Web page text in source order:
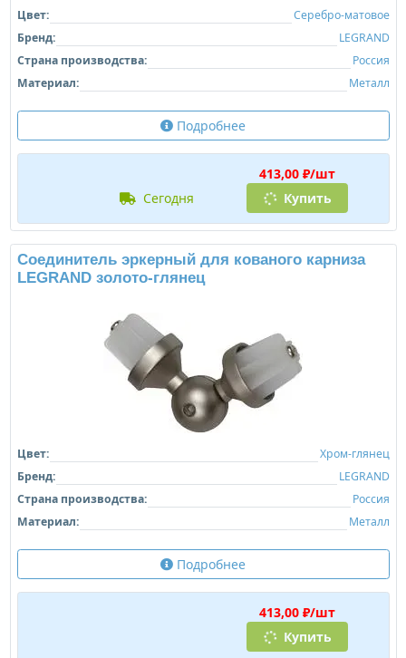
Цвет:
Серебро-матовое
Бренд:
LEGRAND
Страна производства:
Россия
Материал:
Металл
Подробнее
413,00 ₽/шт
сегодня
Купить
Соединитель эркерный для кованого карниза
LEGRAND золото-глянец
Цвет:
Хром-глянец
Бренд:
LEGRAND
Страна производства:
Россия
Материал:
Металл
Подробнее
413,00 ₽/шт
Купить